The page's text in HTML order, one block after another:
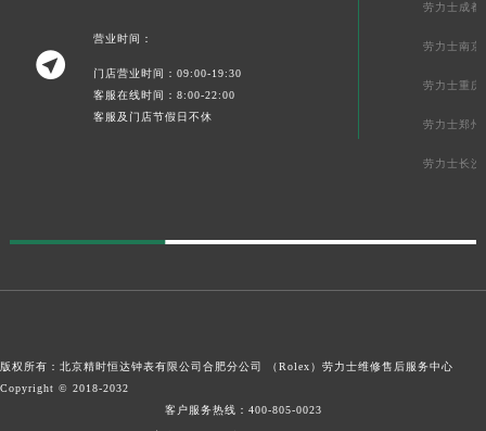

营业时间：
门店营业时间：09:00-19:30
客服在线时间：8:00-22:00
客服及门店节假日不休
劳力士成都
劳力士南京
劳力士重庆
劳力士郑州
劳力士长沙
版权所有：北京精时恒达钟表有限公司合肥分公司 （Rolex） 劳力士维修售后服务中心
Copyright © 2018-2032
客户服务热线： 400-805-0023